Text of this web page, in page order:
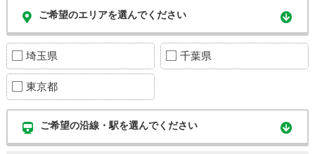
ご希望のエリアを選んでください
埼玉県 千葉県
東京都
ご希望の沿線・駅を選んでください